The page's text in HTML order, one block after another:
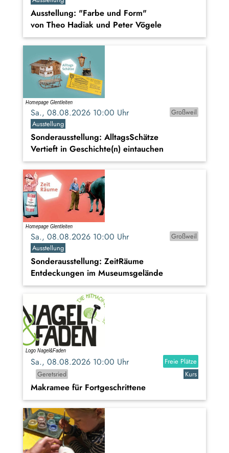
Ausstellung: "Farbe und Form"
von Theo Hadiak und Peter Vögele
Sa., 08.08.2026 10:00 Uhr
Großweil
Ausstellung
Sonderausstellung: AlltagsSchätze
Vertieft in Geschichte(n) eintauchen
Sa., 08.08.2026 10:00 Uhr
Großweil
Ausstellung
Sonderausstellung: ZeitRäume
Entdeckungen im Museumsgelände
Sa., 08.08.2026 10:00 Uhr
Freie Plätze
Geretsried
Kurs
Makramee für Fortgeschrittene